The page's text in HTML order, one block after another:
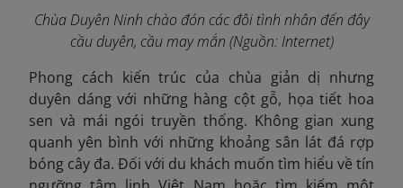
Chùa Duyên Ninh chào đón các đôi tình nhân đến đây
cầu duyên, cầu may mắn (Nguồn: Internet)
Phong cách kiến trúc của chùa giản dị nhưng
duyên dáng với những hàng cột gỗ, họa tiết hoa
sen và mái ngói truyền thống. Không gian xung
quanh yên bình với những khoảng sân lát đá rợp
bóng cây đa. Đối với du khách muốn tìm hiểu về tín